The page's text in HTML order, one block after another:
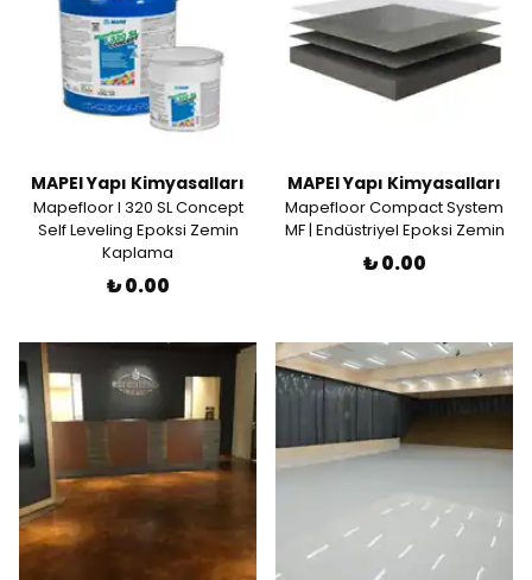
MAPEI Yapı Kimyasalları
Mapefloor I 320 SL Concept
Self Leveling Epoksi Zemin
Kaplama
₺ 0.00
MAPEI Yapı Kimyasalları
Mapefloor Compact System
MF | Endüstriyel Epoksi Zemin
₺ 0.00